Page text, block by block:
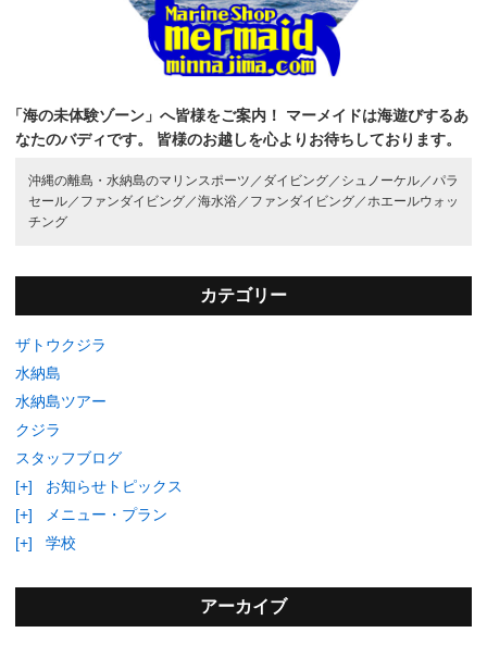
「海の未体験ゾーン」へ皆様をご案内！
マーメイドは海遊びするあ
なたのバディです。
皆様のお越しを心よりお待ちしております。
沖縄の離島・水納島のマリンスポーツ／ ダイビング／ シュノーケル／パラ
セール／ ファンダイビング／海水浴／ ファンダイビング／ホエールウォッ
チング
カテゴリー
ザトウクジラ
水納島
水納島ツアー
クジラ
スタッフブログ
[+]
お知らせトピックス
[+]
メニュー・プラン
[+]
学校
アーカイブ